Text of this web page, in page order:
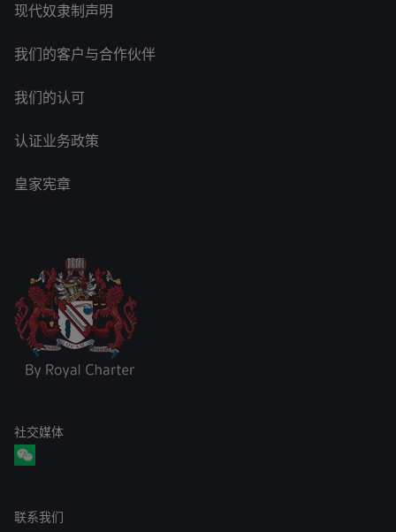
现代奴隶制声明
我们的客户与合作伙伴
我们的认可
认证业务政策
皇家宪章
社交媒体
联系我们